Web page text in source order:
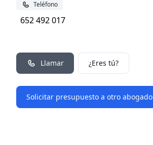
Teléfono
652 492 017
Llamar ¿Eres tú?
Solicitar presupuesto a otro abogado